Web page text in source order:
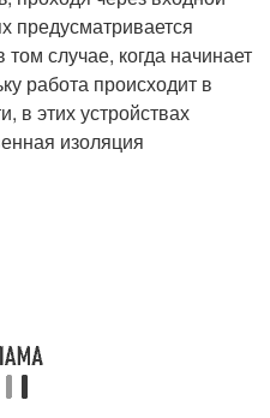
предусматривается
случае, когда начинает
работа происходит в
в этих устройствах
изоляция